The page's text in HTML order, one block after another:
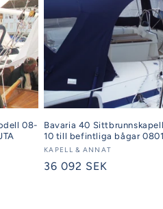
08-
Bavaria 40
10 till befintliga bågar
Säljare:
KAPELL & ANNAT
Ordinarie
36 092 SEK